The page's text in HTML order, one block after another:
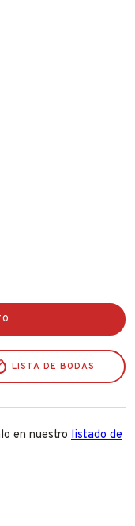
LISTA DE BODAS
en nuestro listado de